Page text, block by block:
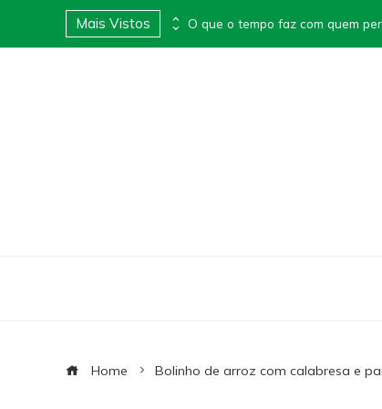
Mais Vistos Apimentei lança Box Surpresa Apimentada e transforma presentes em experiências provocantes O que o tempo faz com quem
Home Bolinho de arroz com calabresa e